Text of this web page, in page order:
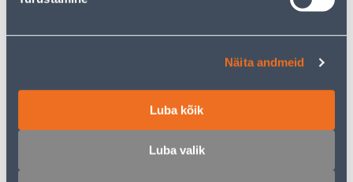
Näita andmeid
Luba kõik
Luba valik
NORD CLEAN OCEAN
клиента
TÄITEPAKEND OOKEAN
для
клиента